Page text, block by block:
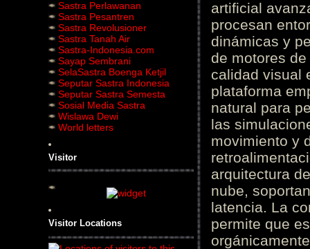
Sastra Perlawanan
Sastra Pesantren
Sastra Revolusioner
Sastra Tanah Air
Sastra-Indonesia.com
Sayap Sembrani
SelaSastra Boenga Ketjil
Seputar Sastra Indonesia
Seputar Sastra Semesta
Sosial Media Sastra
Wislawa Dewi
World letters
Visitor
Visitor Locations
artificial
procesan
dinámicas y
de motores
calidad visual
plataforma
natural para
las
movimiento y
arquitectura
nube,
latencia. La
permite que